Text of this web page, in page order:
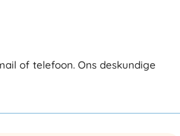
of telefoon. Ons deskundige